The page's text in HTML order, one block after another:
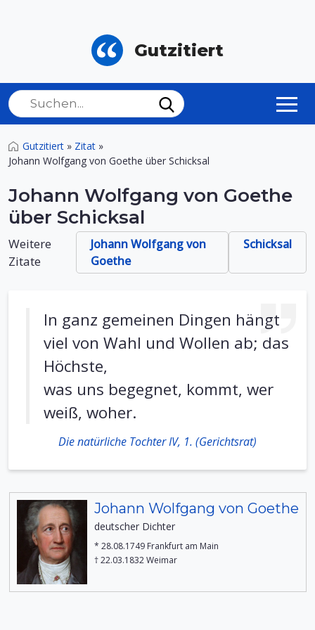
Gutzitiert
Gutzitiert » Zitat »
Johann Wolfgang von Goethe über Schicksal
Johann Wolfgang von Goethe
über Schicksal
Weitere
Zitate
Johann Wolfgang von
Goethe
Schicksal
In ganz gemeinen Dingen hängt
viel von Wahl und Wollen ab; das
Höchste,
was uns begegnet, kommt, wer
weiß, woher.
Die natürliche Tochter IV, 1. (Gerichtsrat)
Johann Wolfgang von Goethe
deutscher Dichter
* 28.08.1749 Frankfurt am Main
† 22.03.1832 Weimar